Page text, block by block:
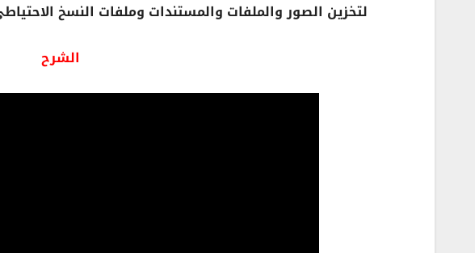
لتخزين الصور والملفات والمستندات وملفات النسخ
الشرح